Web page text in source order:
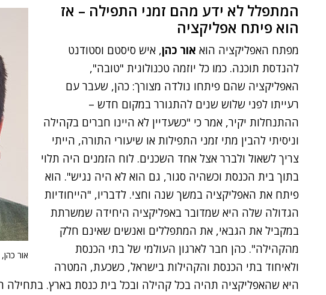
אור
המתפלל לא ידע מהם זמני התפילה – אז
הוא פיתח אפליקציה
מפתח האפליקציה הוא אור כהן, איש סיסטם וסטודנט
להנדסת תוכנה. כמו כל יוזמה טכנולוגית "טובה",
האפליקציה שהם פיתחו נולדה מצורך: כהן, שעבר עם
רעייתו לפני שלוש שנים להתגורר במקום חדש –
ההתנחלות יקיר, אמר כי "כשעדיין לא היינו חברים בקהילה
וניסיתי להבין מתי זמני התפילות או שיעורי התורה, הייתי
צריך לשאול ולברר אצל אחד השכנים. לוח הזמנים היה תלוי
בתוך בית הכנסת וכשהיה סגור, גם הוא לא היה נגיש". הוא
פיתח את האפליקציה במשך שנה וחצי. לדבריו, "הייחודיות
הגדולה שלה היא שמדובר באפליקציה היחידה שמשרתת
במקביל את הגבאי, את המתפללים ואנשים שאינם חלק
מהקהילה". כהן חבר לארגון העולמי של בתי הכנסת
ולאיחוד בתי הכנסת והקהילות בישראל, כשכעת, המטרה
היא שהאפליקציה תהיה בכל קהילה ובכל בית כנסת בארץ. בתחילה